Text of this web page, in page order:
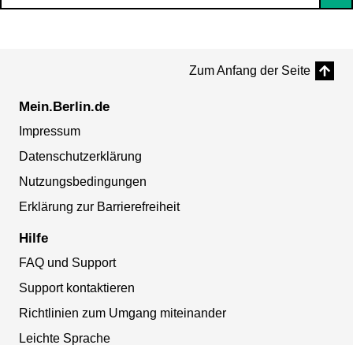
Zum Anfang der Seite
Mein.Berlin.de
Impressum
Datenschutzerklärung
Nutzungsbedingungen
Erklärung zur Barrierefreiheit
Hilfe
FAQ und Support
Support kontaktieren
Richtlinien zum Umgang miteinander
Leichte Sprache